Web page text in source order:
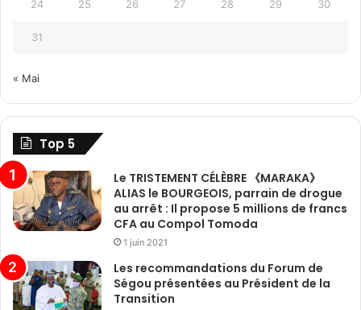
24 25 26 27 28 29 30
31
« Mai
Top 5
Le TRISTEMENT CÉLÈBRE 《MARAKA》
ALIAS le BOURGEOIS, parrain de drogue
au arrêt : Il propose 5 millions de francs
CFA au Compol Tomoda
1 juin 2021
Les recommandations du Forum de
Ségou présentées au Président de la
Transition